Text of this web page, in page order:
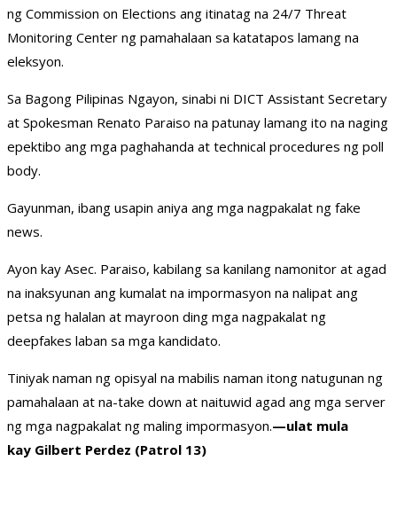
ng Commission on Elections ang itinatag na 24/7 Threat
Monitoring Center ng pamahalaan sa katatapos lamang na
eleksyon.
Sa Bagong Pilipinas Ngayon, sinabi ni DICT Assistant Secretary
at Spokesman Renato Paraiso na patunay lamang ito na naging
epektibo ang mga paghahanda at technical procedures ng poll
body.
Gayunman, ibang usapin aniya ang mga nagpakalat ng fake
news.
Ayon kay Asec. Paraiso, kabilang sa kanilang namonitor at agad
na inaksyunan ang kumalat na impormasyon na nalipat ang
petsa ng halalan at mayroon ding mga nagpakalat ng
deepfakes laban sa mga kandidato.
Tiniyak naman ng opisyal na mabilis naman itong natugunan ng
pamahalaan at na-take down at naituwid agad ang mga server
ng mga nagpakalat ng maling impormasyon.—ulat mula
kay Gilbert Perdez (Patrol 13)